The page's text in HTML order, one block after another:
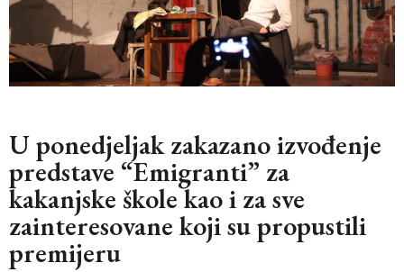
U ponedjeljak zakazano izvođenje
predstave “Emigranti” za
kakanjske škole kao i za sve
zainteresovane koji su propustili
premijeru